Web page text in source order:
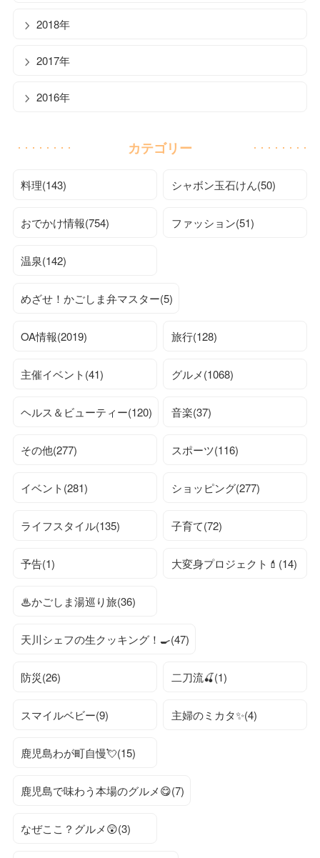
2018年
2017年
2016年
カテゴリー
料理(143) シャボン玉石けん(50)
おでかけ情報(754) ファッション(51)
温泉(142)
めざせ！かごしま弁マスター(5)
OA情報(2019) 旅行(128)
主催イベント(41) グルメ(1068)
ヘルス＆ビューティー(120) 音楽(37)
その他(277) スポーツ(116)
イベント(281) ショッピング(277)
ライフスタイル(135) 子育て(72)
予告(1) 大変身プロジェクト💄(14)
♨かごしま湯巡り旅(36)
天川シェフの生クッキング！🍳(47)
防災(26) 二刀流🍒(1)
スマイルベビー(9) 主婦のミカタ✨(4)
鹿児島わが町自慢💘(15)
鹿児島で味わう本場のグルメ😋(7)
なぜここ？グルメ😲(3)